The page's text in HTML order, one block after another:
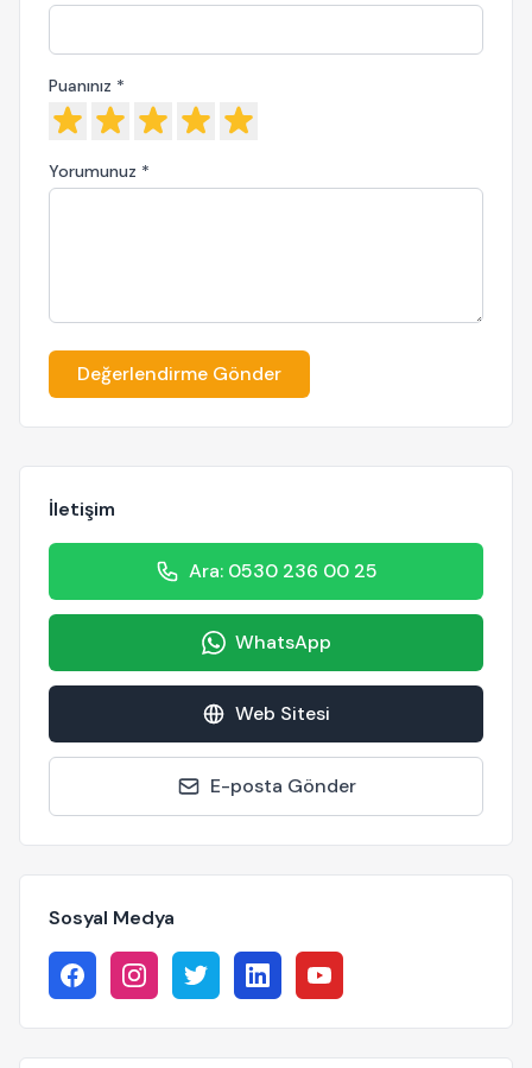
Puanınız *
Yorumunuz *
Değerlendirme Gönder
İletişim
Ara: 0530 236 00 25
WhatsApp
Web Sitesi
E-posta Gönder
Sosyal Medya